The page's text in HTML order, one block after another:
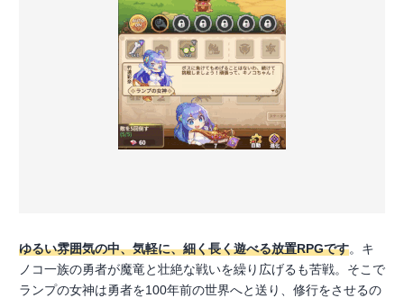
ゆるい雰囲気の中、気軽に、細く長く遊べる放置RPGです。キ
ノコ一族の勇者が魔竜と壮絶な戦いを繰り広げるも苦戦。そこで
ランプの女神は勇者を100年前の世界へと送り、修行をさせるの